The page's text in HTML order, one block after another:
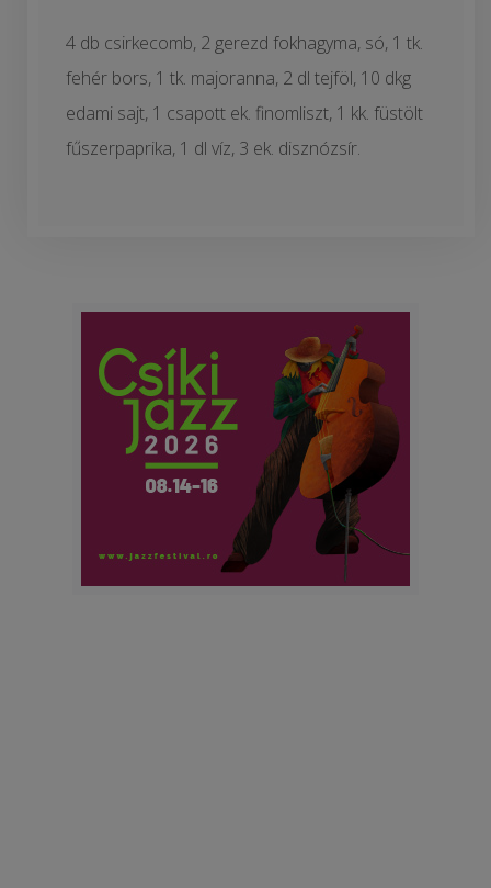
4 db csirkecomb, 2 gerezd fokhagyma, só, 1 tk.
fehér bors, 1 tk. majoranna, 2 dl tejföl, 10 dkg
edami sajt, 1 csapott ek. finomliszt, 1 kk. füstölt
fűszerpaprika, 1 dl víz, 3 ek. disznózsír.